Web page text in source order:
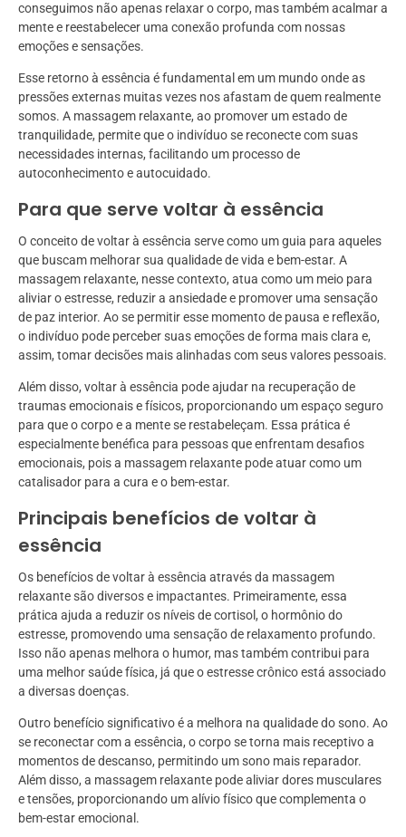
conseguimos não apenas relaxar o corpo, mas também acalmar a
mente e reestabelecer uma conexão profunda com nossas
emoções e sensações.
Esse retorno à essência é fundamental em um mundo onde as
pressões externas muitas vezes nos afastam de quem realmente
somos. A massagem relaxante, ao promover um estado de
tranquilidade, permite que o indivíduo se reconecte com suas
necessidades internas, facilitando um processo de
autoconhecimento e autocuidado.
Para que serve voltar à essência
O conceito de voltar à essência serve como um guia para aqueles
que buscam melhorar sua qualidade de vida e bem-estar. A
massagem relaxante, nesse contexto, atua como um meio para
aliviar o estresse, reduzir a ansiedade e promover uma sensação
de paz interior. Ao se permitir esse momento de pausa e reflexão,
o indivíduo pode perceber suas emoções de forma mais clara e,
assim, tomar decisões mais alinhadas com seus valores pessoais.
Além disso, voltar à essência pode ajudar na recuperação de
traumas emocionais e físicos, proporcionando um espaço seguro
para que o corpo e a mente se restabeleçam. Essa prática é
especialmente benéfica para pessoas que enfrentam desafios
emocionais, pois a massagem relaxante pode atuar como um
catalisador para a cura e o bem-estar.
Principais benefícios de voltar à
essência
Os benefícios de voltar à essência através da massagem
relaxante são diversos e impactantes. Primeiramente, essa
prática ajuda a reduzir os níveis de cortisol, o hormônio do
estresse, promovendo uma sensação de relaxamento profundo.
Isso não apenas melhora o humor, mas também contribui para
uma melhor saúde física, já que o estresse crônico está associado
a diversas doenças.
Outro benefício significativo é a melhora na qualidade do sono. Ao
se reconectar com a essência, o corpo se torna mais receptivo a
momentos de descanso, permitindo um sono mais reparador.
Além disso, a massagem relaxante pode aliviar dores musculares
e tensões, proporcionando um alívio físico que complementa o
bem-estar emocional.